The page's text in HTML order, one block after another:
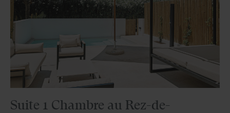
Suite 1 Chambre au Rez-de-